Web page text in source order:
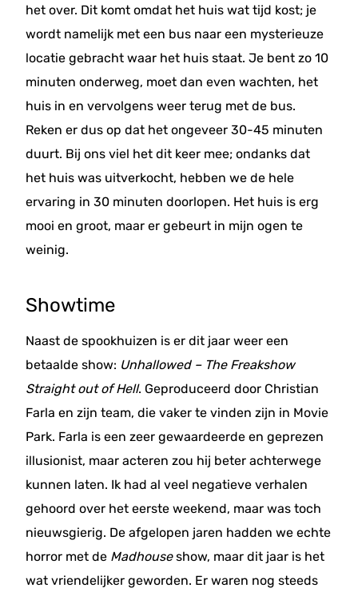
het over. Dit komt omdat het huis wat tijd kost; je
wordt namelijk met een bus naar een mysterieuze
locatie gebracht waar het huis staat. Je bent zo 10
minuten onderweg, moet dan even wachten, het
huis in en vervolgens weer terug met de bus.
Reken er dus op dat het ongeveer 30-45 minuten
duurt. Bij ons viel het dit keer mee; ondanks dat
het huis was uitverkocht, hebben we de hele
ervaring in 30 minuten doorlopen. Het huis is erg
mooi en groot, maar er gebeurt in mijn ogen te
weinig.
Showtime
Naast de spookhuizen is er dit jaar weer een
betaalde show: Unhallowed – The Freakshow
Straight out of Hell. Geproduceerd door Christian
Farla en zijn team, die vaker te vinden zijn in Movie
Park. Farla is een zeer gewaardeerde en geprezen
illusionist, maar acteren zou hij beter achterwege
kunnen laten. Ik had al veel negatieve verhalen
gehoord over het eerste weekend, maar was toch
nieuwsgierig. De afgelopen jaren hadden we echte
horror met de Madhouseshow, maar dit jaar is het
wat vriendelijker geworden. Er waren nog steeds